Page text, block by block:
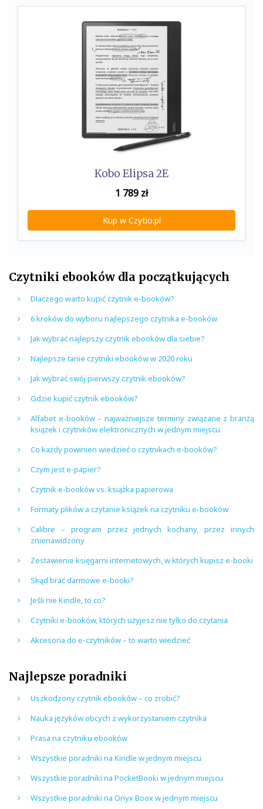
Kobo Elipsa 2E
1 789 zł
Kup w Czytio.pl
Czytniki ebooków dla początkujących
Dlaczego warto kupić czytnik e-booków?
6 kroków do wyboru najlepszego czytnika e-booków
Jak wybrać najlepszy czytnik ebooków dla siebie?
Najlepsze tanie czytniki ebooków w 2020 roku
Jak wybrać swój pierwszy czytnik ebooków?
Gdzie kupić czytnik ebooków?
Alfabet e-booków – najważniejsze terminy związane z branżą
książek i czytników elektronicznych w jednym miejscu
Co każdy powinien wiedzieć o czytnikach e-booków?
Czym jest e-papier?
Czytnik e-booków vs. książka papierowa
Formaty plików a czytanie książek na czytniku e-booków
Calibre – program przez jednych kochany, przez innych
znienawidzony
Zestawienie księgarni internetowych, w których kupisz e-booki
Skąd brać darmowe e-booki?
Jeśli nie Kindle, to co?
Czytniki e-booków, których użyjesz nie tylko do czytania
Akcesoria do e-czytników – to warto wiedzieć
Najlepsze poradniki
Uszkodzony czytnik ebooków – co zrobić?
Nauka języków obcych z wykorzystaniem czytnika
Prasa na czytniku ebooków
Wszystkie poradniki na Kindle w jednym miejscu
Wszystkie poradniki na PocketBooki w jednym miejscu
Wszystkie poradniki na Onyx Boox w jednym miejscu